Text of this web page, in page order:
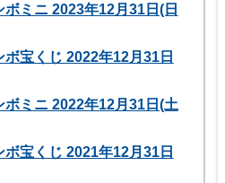
ミニ 2023年12月31日(日
宝くじ 2022年12月31日
ミニ 2022年12月31日(土
宝くじ 2021年12月31日